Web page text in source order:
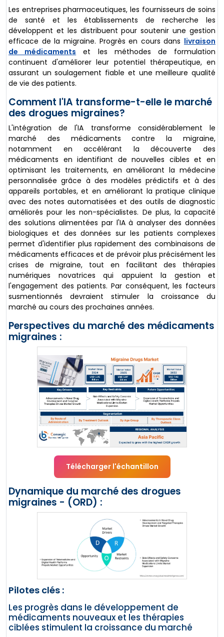
Les entreprises pharmaceutiques, les fournisseurs de soins
de santé et les établissements de recherche les
développent et les distribuent pour soutenir une gestion
efficace de la migraine. Progrès en cours dans livraison
de médicaments et les méthodes de formulation
continuent d'améliorer leur potentiel thérapeutique, en
assurant un soulagement fiable et une meilleure qualité
de vie des patients.
Comment l'IA transforme-t-elle le marché
des drogues migraines?
L'intégration de l'IA transforme considérablement le
marché des médicaments contre la migraine,
notamment en accélérant la découverte des
médicaments en identifiant de nouvelles cibles et en
optimisant les traitements, en améliorant la médecine
personnalisée grâce à des modèles prédictifs et à des
appareils portables, et en améliorant la pratique clinique
avec des notes automatisées et des outils de diagnostic
améliorés pour les non-spécialistes. De plus, la capacité
des solutions alimentées par l'IA à analyser des données
biologiques et des données sur les patients complexes
permet d'identifier plus rapidement des combinaisons de
médicaments efficaces et de prévoir plus précisément les
crises de migraine, tout en facilitant des thérapies
numériques novatrices qui appuient la gestion et
l'engagement des patients. Par conséquent, les facteurs
susmentionnés devraient stimuler la croissance du
marché au cours des prochaines années.
Perspectives du marché des médicaments
migraines :
Télécharger l'échantillon
Dynamique du marché des drogues
migraines - (ORD) :
Pilotes clés :
Les progrès dans le développement de
médicaments nouveaux et les thérapies
ciblées stimulent la croissance du marché